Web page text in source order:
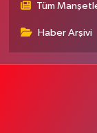
Tüm
Haber Arşivi